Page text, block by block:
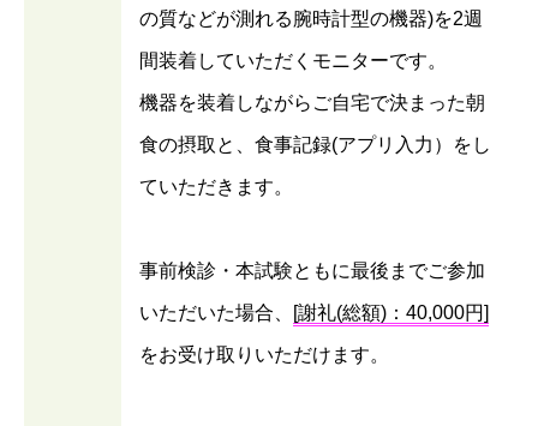
の質などが測れる腕時計型の機器)を2週
間装着していただくモニターです。
機器を装着しながらご自宅で決まった朝
食の摂取と、食事記録(アプリ入力）をし
ていただきます。
事前検診・本試験ともに最後までご参加
いただいた場合、 [謝礼(総額)：40,000円]
をお受け取りいただけます。